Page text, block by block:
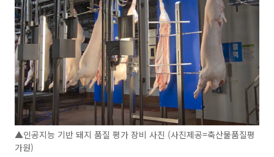
▲인공지능 기반 돼지 품질 평가 장비 사진 (사진제공=축산물품질평
가원)